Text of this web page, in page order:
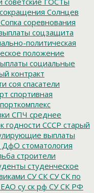
сокращения Солнцев
Сопка соревнования
соцзащита
политическая
положение
социальные
контракт
соя спасатели
спортивная
СПЧ среднее
годности СССР старый
выплаты
ДфО стоматология
строители
студенческое
СУ СК СУ СК по
ЕАО су ск рф СУ СК РФ